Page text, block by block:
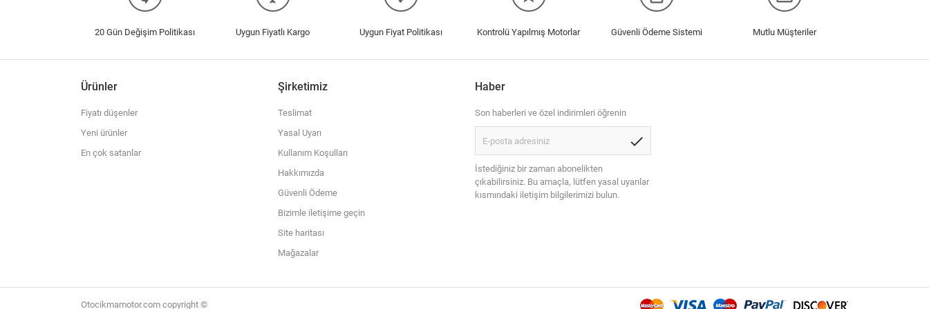
20 Gün Değişim Politikası Uygun Fiyatlı Kargo Uygun Fiyat Politikası Kontrolü Yapılmış Motorlar Güvenli Ödeme Sistemi Mutlu Müşteriler
Ürünler
Fiyatı düşenler
Yeni ürünler
En çok satanlar
Şirketimiz
Teslimat
Yasal Uyarı
Kullanım Koşulları
Hakkımızda
Güvenli Ödeme
Bizimle iletişime geçin
Site haritası
Mağazalar
Haber
Son haberleri ve özel indirimleri öğrenin
check
İstediğiniz bir zaman abonelikten
çıkabilirsiniz. Bu amaçla, lütfen yasal uyarılar
kısmındaki iletişim bilgilerimizi bulun.
Otocikmamotor.com copyright ©